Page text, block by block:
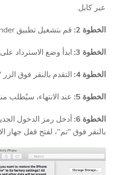
عبر كابل.
الخطوة 2: قم بتشغيل تطبيق Finder.
الخطوة 3: ابدأ وضع الاسترداد
الخطوة 4: التقدم بالنقر فوق الزر
الخطوة 5: عند الانتهاء، سيُطلب
الخطوة 6:
أدخل رمز الدخول
بالنقر فوق "تم"، لفتح قفل جهاز